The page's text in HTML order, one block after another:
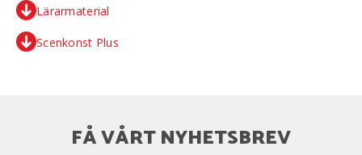
Lärarmaterial
Scenkonst Plus
FÅ VÅRT NYHETSBREV